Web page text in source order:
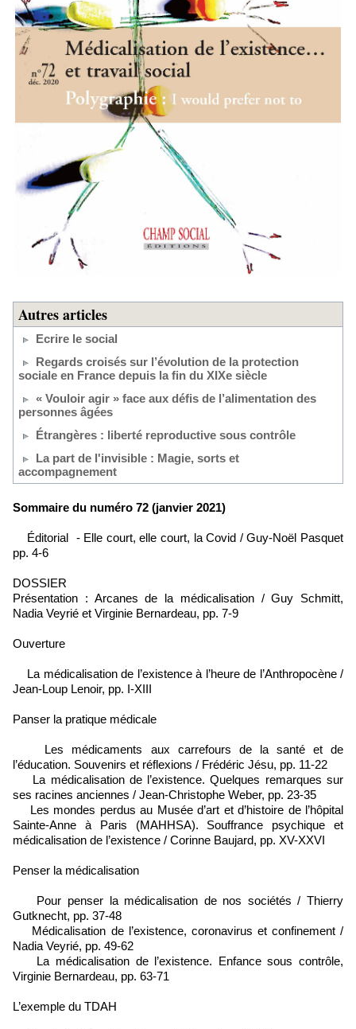
Autres articles
Ecrire le social
Regards croisés sur l’évolution de la protection
sociale en France depuis la fin du XIXe siècle
« Vouloir agir » face aux défis de l’alimentation des
personnes âgées
Étrangères : liberté reproductive sous contrôle
La part de l'invisible : Magie, sorts et
accompagnement
Sommaire du numéro 72 (janvier 2021)
Éditorial - Elle court, elle court, la Covid / Guy-Noël Pasquet
pp. 4-6
DOSSIER
Présentation : Arcanes de la médicalisation / Guy Schmitt,
Nadia Veyrié et Virginie Bernardeau, pp. 7-9
Ouverture
La médicalisation de l’existence à l’heure de l’Anthropocène /
Jean-Loup Lenoir, pp. I-XIII
Panser la pratique médicale
Les médicaments aux carrefours de la santé et de
l’éducation. Souvenirs et réflexions / Frédéric Jésu, pp. 11-22
La médicalisation de l’existence. Quelques remarques sur
ses racines anciennes / Jean-Christophe Weber, pp. 23-35
Les mondes perdus au Musée d’art et d’histoire de l’hôpital
Sainte-Anne à Paris (MAHHSA). Souffrance psychique et
médicalisation de l’existence / Corinne Baujard, pp. XV-XXVI
Penser la médicalisation
Pour penser la médicalisation de nos sociétés / Thierry
Gutknecht, pp. 37-48
Médicalisation de l’existence, coronavirus et confinement /
Nadia Veyrié, pp. 49-62
La médicalisation de l’existence. Enfance sous contrôle,
Virginie Bernardeau, pp. 63-71
L’exemple du TDAH